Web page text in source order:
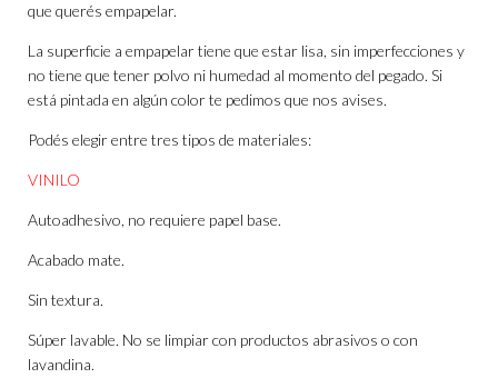
que querés empapelar.
La superficie a empapelar tiene que estar lisa, sin imperfecciones y
no tiene que tener polvo ni humedad al momento del pegado. Si
está pintada en algún color te pedimos que nos avises.
Podés elegir entre tres tipos de materiales:
VINILO
Autoadhesivo, no requiere papel base.
Acabado mate.
Sin textura.
Súper lavable. No se limpiar con productos abrasivos o con
lavandina.